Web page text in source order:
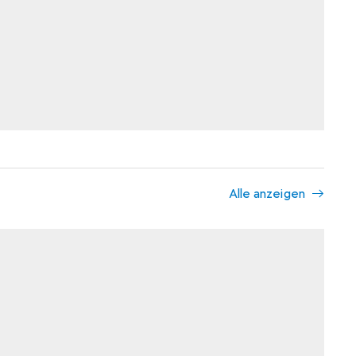
Alle anzeigen